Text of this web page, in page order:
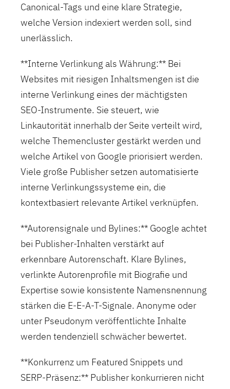
Canonical-Tags und eine klare Strategie,
welche Version indexiert werden soll, sind
unerlässlich.
**Interne Verlinkung als Währung:** Bei
Websites mit riesigen Inhaltsmengen ist die
interne Verlinkung eines der mächtigsten
SEO-Instrumente. Sie steuert, wie
Linkautorität innerhalb der Seite verteilt wird,
welche Themencluster gestärkt werden und
welche Artikel von Google priorisiert werden.
Viele große Publisher setzen automatisierte
interne Verlinkungssysteme ein, die
kontextbasiert relevante Artikel verknüpfen.
**Autorensignale und Bylines:** Google achtet
bei Publisher-Inhalten verstärkt auf
erkennbare Autorenschaft. Klare Bylines,
verlinkte Autorenprofile mit Biografie und
Expertise sowie konsistente Namensnennung
stärken die E-E-A-T-Signale. Anonyme oder
unter Pseudonym veröffentlichte Inhalte
werden tendenziell schwächer bewertet.
**Konkurrenz um Featured Snippets und
SERP-Präsenz:** Publisher konkurrieren nicht